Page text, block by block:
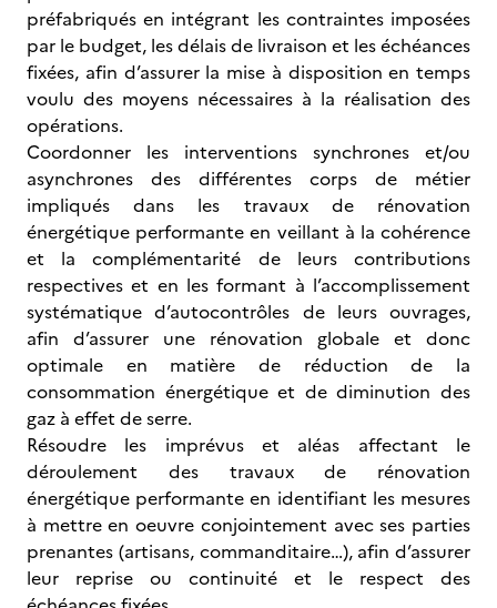
préfabriqués en intégrant les contraintes imposées
par le budget, les délais de livraison et les échéances
fixées, afin d’assurer la mise à disposition en temps
voulu des moyens nécessaires à la réalisation des
opérations.
Coordonner les interventions synchrones et/ou
asynchrones des différentes corps de métier
impliqués dans les travaux de rénovation
énergétique performante en veillant à la cohérence
et la complémentarité de leurs contributions
respectives et en les formant à l’accomplissement
systématique d’autocontrôles de leurs ouvrages,
afin d’assurer une rénovation globale et donc
optimale en matière de réduction de la
consommation énergétique et de diminution des
gaz à effet de serre.
Résoudre les imprévus et aléas affectant le
déroulement des travaux de rénovation
énergétique performante en identifiant les mesures
à mettre en oeuvre conjointement avec ses parties
prenantes (artisans, commanditaire…), afin d’assurer
leur reprise ou continuité et le respect des